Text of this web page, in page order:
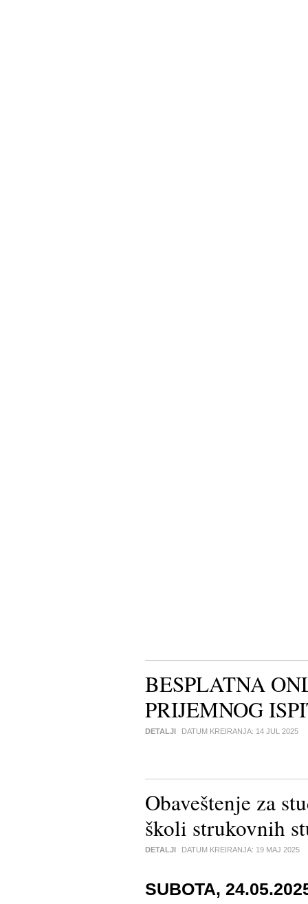
BESPLATNA
PRIJEMNOG
DETALJI DATUM KREIRANJA: 14 JUL 2025
Obaveštenje za
školi strukovnih
DETALJI DATUM KREIRANJA: 19 MAJ 2025
SUBOTA,